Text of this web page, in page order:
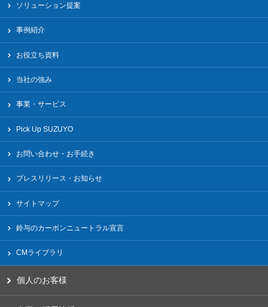
ソリューション提案
事例紹介
お役立ち資料
当社の強み
事業・サービス
Pick Up SUZUYO
お問い合わせ・お手続き
プレスリリース・お知らせ
サイトマップ
鈴与のカーボンニュートラル宣言
CMライブラリ
個人のお客様